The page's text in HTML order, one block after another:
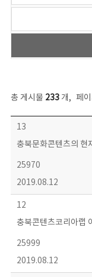
총 게시물 233개, 페이
보도자료 목록 - 번호, 제목, 작성자, 파일, 조회수, 작성일 정보 제공
13
충북문화콘텐츠의 현
25970
2019.08.12
12
충북콘텐츠코리아랩
25999
2019.08.12